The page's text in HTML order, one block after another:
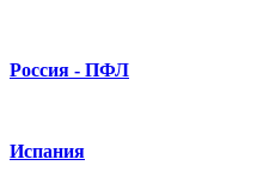
Россия - ПФЛ
Испания